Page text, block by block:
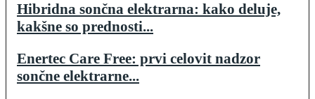
Hibridna sončna elektrarna: kako deluje,
kakšne so prednosti...
Enertec Care Free: prvi celovit nadzor
sončne elektrarne...